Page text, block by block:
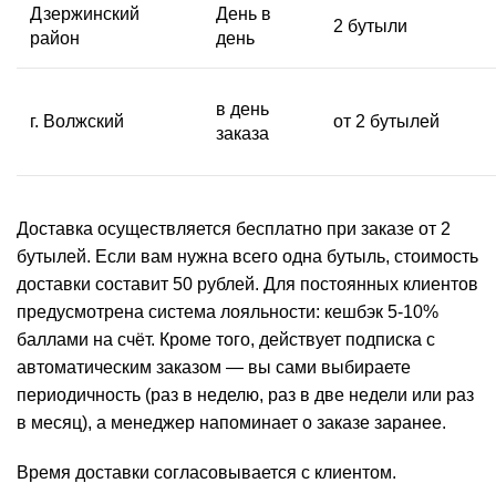
Дзержинский
район
День в
день
2 бутыли
г. Волжский
в день
заказа
от 2 бутылей
Доставка осуществляется бесплатно при заказе от 2
бутылей. Если вам нужна всего одна бутыль, стоимость
доставки составит 50 рублей. Для постоянных клиентов
предусмотрена система лояльности: кешбэк 5-10%
баллами на счёт. Кроме того, действует подписка с
автоматическим заказом — вы сами выбираете
периодичность (раз в неделю, раз в две недели или раз
в месяц), а менеджер напоминает о заказе заранее.
Время доставки согласовывается с клиентом.